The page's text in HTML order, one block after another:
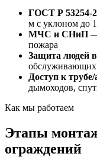
ГОСТ Р 53254-
м с уклоном до
МЧС и СНиП —
пожара
Защита людей
обслуживающих
Доступ к трубе/
дымоходов,
Как мы работаем
Этапы
ограждений